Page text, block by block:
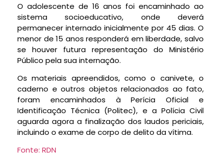
O adolescente de 16 anos foi encaminhado ao
sistema socioeducativo, onde deverá
permanecer internado inicialmente por 45 dias. O
menor de 15 anos responderá em liberdade, salvo
se houver futura representação do Ministério
Público pela sua internação.
Os materiais apreendidos, como o canivete, o
caderno e outros objetos relacionados ao fato,
foram encaminhados à Perícia Oficial e
Identificação Técnica (Politec), e a Polícia Civil
aguarda agora a finalização dos laudos periciais,
incluindo o exame de corpo de delito da vítima.
Fonte: RDN